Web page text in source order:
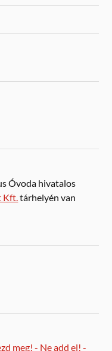
Óvoda hivatalos
Kft. tárhelyén van
meg! - Ne add el! -